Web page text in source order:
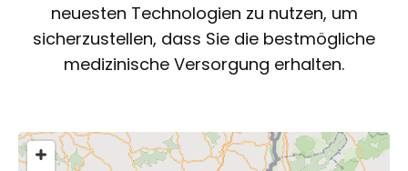
neuesten Technologien zu nutzen, um
sicherzustellen, dass Sie die bestmögliche
medizinische Versorgung erhalten.